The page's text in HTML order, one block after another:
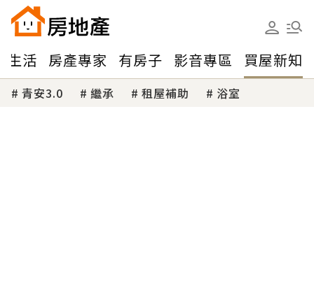
生活 房產專家 有房子 影音專區 買屋新知
青安3.0 繼承 租屋補助 浴室